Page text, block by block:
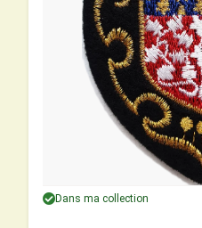
Dans ma collection